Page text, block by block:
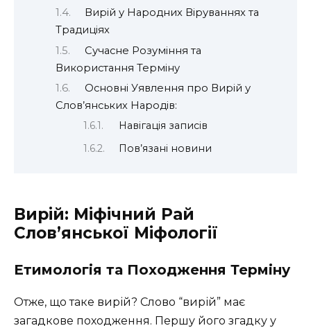
Вирій у Народних Віруваннях та
Традиціях
Сучасне Розуміння та
Використання Терміну
Основні Уявлення про Вирій у
Слов’янських Народів:
Навігація записів
Пов’язані новини
Вирій: Міфічний Рай
Слов’янської Міфології
Етимологія та Походження Терміну
Отже, що таке вирій? Слово “вирій” має
загадкове походження. Першу його згадку у